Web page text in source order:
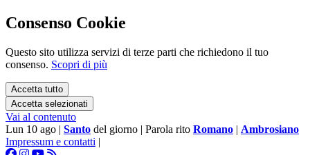
Consenso Cookie
Questo sito utilizza servizi di terze parti che richiedono il tuo
consenso. Scopri di più
Accetta tutto
Accetta selezionati
Vai al contenuto
Lun 10 ago | Santo del giorno | Parola rito Romano | Ambrosiano
Impressum e contatti |